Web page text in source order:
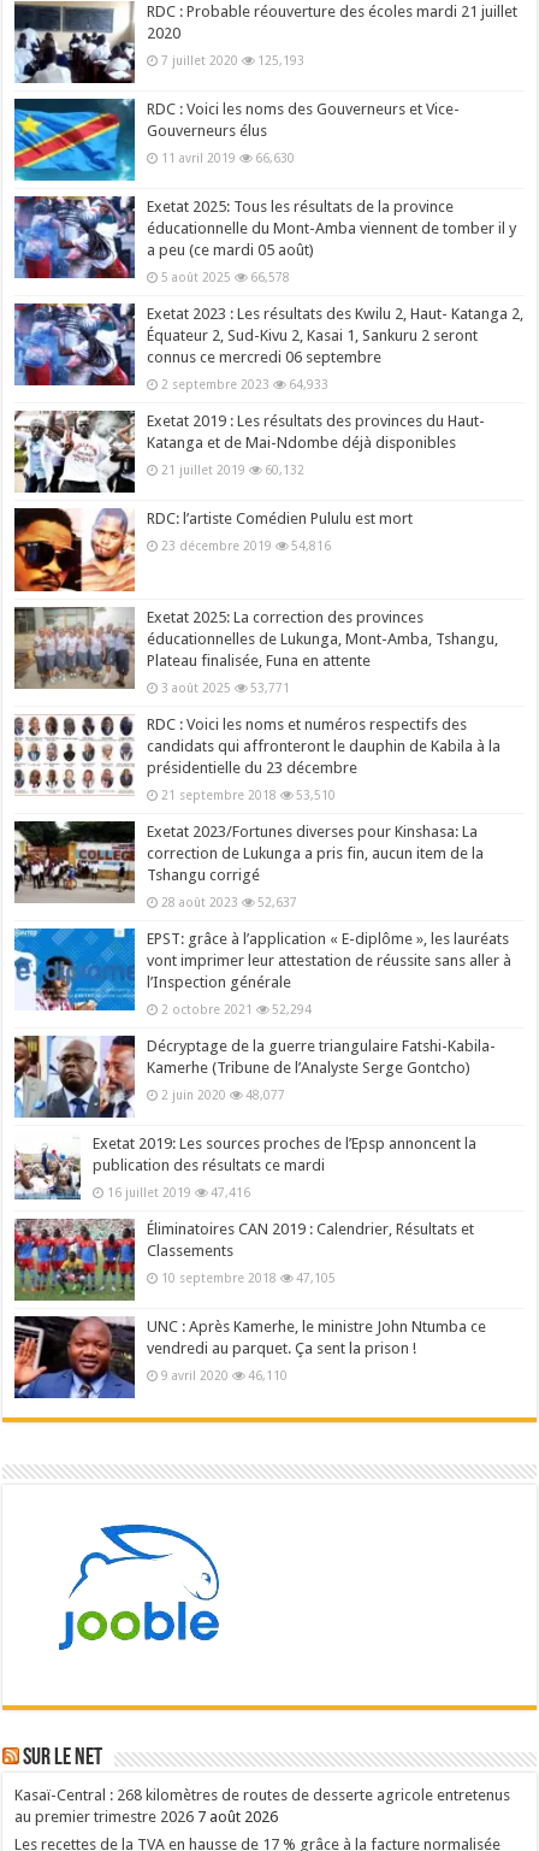
RDC : Probable réouverture des écoles mardi 21 juillet
2020
7 juillet 2020 125,193
RDC : Voici les noms des Gouverneurs et Vice-
Gouverneurs élus
11 avril 2019 66,630
Exetat 2025: Tous les résultats de la province
éducationnelle du Mont-Amba viennent de tomber il y
a peu (ce mardi 05 août)
5 août 2025 66,578
Exetat 2023 : Les résultats des Kwilu 2, Haut- Katanga 2,
Équateur 2, Sud-Kivu 2, Kasai 1, Sankuru 2 seront
connus ce mercredi 06 septembre
2 septembre 2023 64,933
Exetat 2019 : Les résultats des provinces du Haut-
Katanga et de Mai-Ndombe déjà disponibles
21 juillet 2019 60,132
RDC: l’artiste Comédien Pululu est mort
23 décembre 2019 54,816
Exetat 2025: La correction des provinces
éducationnelles de Lukunga, Mont-Amba, Tshangu,
Plateau finalisée, Funa en attente
3 août 2025 53,771
RDC : Voici les noms et numéros respectifs des
candidats qui affronteront le dauphin de Kabila à la
présidentielle du 23 décembre
21 septembre 2018 53,510
Exetat 2023/Fortunes diverses pour Kinshasa: La
correction de Lukunga a pris fin, aucun item de la
Tshangu corrigé
28 août 2023 52,637
EPST: grâce à l’application « E-diplôme », les lauréats
vont imprimer leur attestation de réussite sans aller à
l’Inspection générale
2 octobre 2021 52,294
Décryptage de la guerre triangulaire Fatshi-Kabila-
Kamerhe (Tribune de l’Analyste Serge Gontcho)
2 juin 2020 48,077
Exetat 2019: Les sources proches de l’Epsp annoncent la
publication des résultats ce mardi
16 juillet 2019 47,416
Éliminatoires CAN 2019 : Calendrier, Résultats et
Classements
10 septembre 2018 47,105
UNC : Après Kamerhe, le ministre John Ntumba ce
vendredi au parquet. Ça sent la prison !
9 avril 2020 46,110
Sur le NET
Kasaï-Central : 268 kilomètres de routes de desserte agricole entretenus
au premier trimestre 2026 7 août 2026
Les recettes de la TVA en hausse de 17 % grâce à la facture normalisée